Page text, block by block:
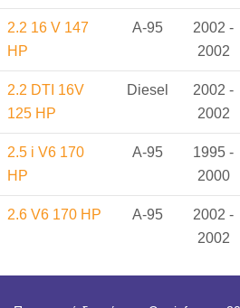
2.2 16 V 147
HP
A-95
2002 -
2002
2.2 DTI 16V
125 HP
Diesel
2002 -
2002
2.5 i V6 170
HP
A-95
1995 -
2000
2.6 V6 170 HP A-95
2002 -
2002